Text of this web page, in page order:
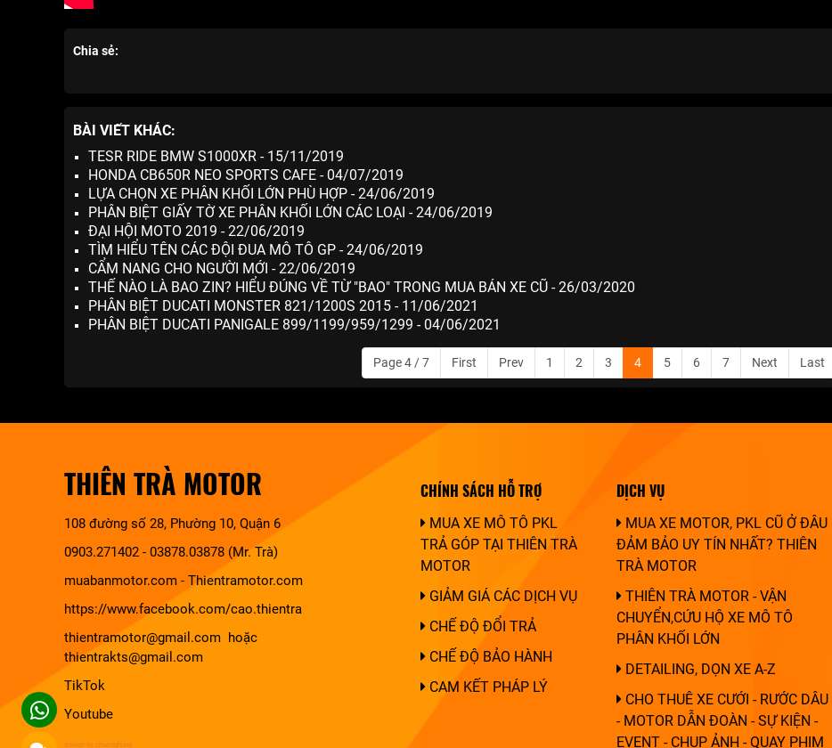
Chia sẻ:
BÀI VIẾT KHÁC:
TESR RIDE BMW S1000XR - 15/11/2019
HONDA CB650R NEO SPORTS CAFE - 04/07/2019
LỰA CHỌN XE PHÂN KHỐI LỚN PHÙ HỢP - 24/06/2019
PHÂN BIỆT GIẤY TỜ XE PHÂN KHỐI LỚN CÁC LOẠI - 24/06/2019
ĐẠI HỘI MOTO 2019 - 22/06/2019
TÌM HIỂU TÊN CÁC ĐỘI ĐUA MÔ TÔ GP - 24/06/2019
CẨM NANG CHO NGƯỜI MỚI - 22/06/2019
THẾ NÀO LÀ BAO ZIN? HIỂU ĐÚNG VỀ TỪ "BAO" TRONG MUA BÁN XE CŨ - 26/03/2020
PHÂN BIỆT DUCATI MONSTER 821/1200S 2015 - 11/06/2021
PHÂN BIỆT DUCATI PANIGALE 899/1199/959/1299 - 04/06/2021
Page 4 / 7 First Prev 1 2 3 4 5 6 7 Next Last
THIÊN TRÀ MOTOR
108 đường số 28, Phường 10, Quận 6
0903.271402 - 03878.03878 (Mr. Trà)
muabanmotor.com - Thientramotor.com
https://www.facebook.com/cao.thientra
thientramotor@gmail.com hoặc
thientrakts@gmail.com
TikTok
Youtube
design by chuonghung
CHÍNH SÁCH HỖ TRỢ
MUA XE MÔ TÔ PKL
TRẢ GÓP TẠI THIÊN TRÀ
MOTOR
GIẢM GIÁ CÁC DỊCH VỤ
CHẾ ĐỘ ĐỔI TRẢ
CHẾ ĐỘ BẢO HÀNH
CAM KẾT PHÁP LÝ
DỊCH VỤ
MUA XE MOTOR, PKL CŨ Ở ĐÂU
ĐẢM BẢO UY TÍN NHẤT? THIÊN
TRÀ MOTOR
THIÊN TRÀ MOTOR - VẬN
CHUYỂN,CỨU HỘ XE MÔ TÔ
PHÂN KHỐI LỚN
DETAILING, DỌN XE A-Z
CHO THUÊ XE CƯỚI - RƯỚC DÂU
- MOTOR DẪN ĐOÀN - SỰ KIỆN -
EVENT - CHỤP ẢNH - QUAY PHIM